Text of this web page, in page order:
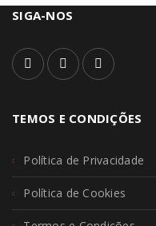
SIGA-NOS
TEMOS E CONDIÇÕES
Política de Privacidade
Política de Cookies